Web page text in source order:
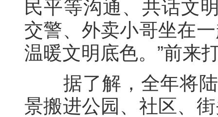
民平等沟通、共话文
交警、外卖小哥坐在
温暖文明底色。”前来
据了解，全年将陆
景搬进公园、社区、